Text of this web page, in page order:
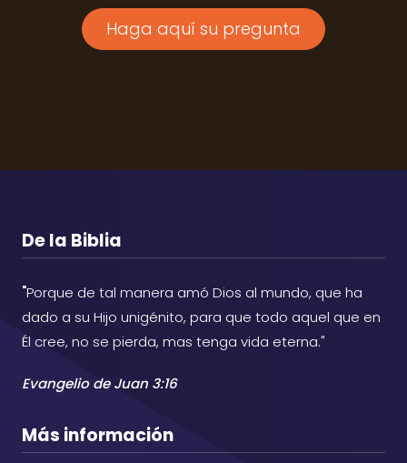
Haga aquí su pregunta
De la Biblia
"Porque de tal manera amó Dios al mundo, que ha
dado a su Hijo unigénito, para que todo aquel que en
Él cree, no se pierda, mas tenga vida eterna."
Evangelio de Juan 3:16
Más información